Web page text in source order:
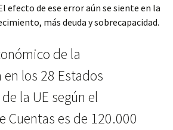
efecto de ese error aún se siente en la
más deuda y sobrecapacidad.
de la
los 28 Estados
la UE según el
Cuentas es de 120.000